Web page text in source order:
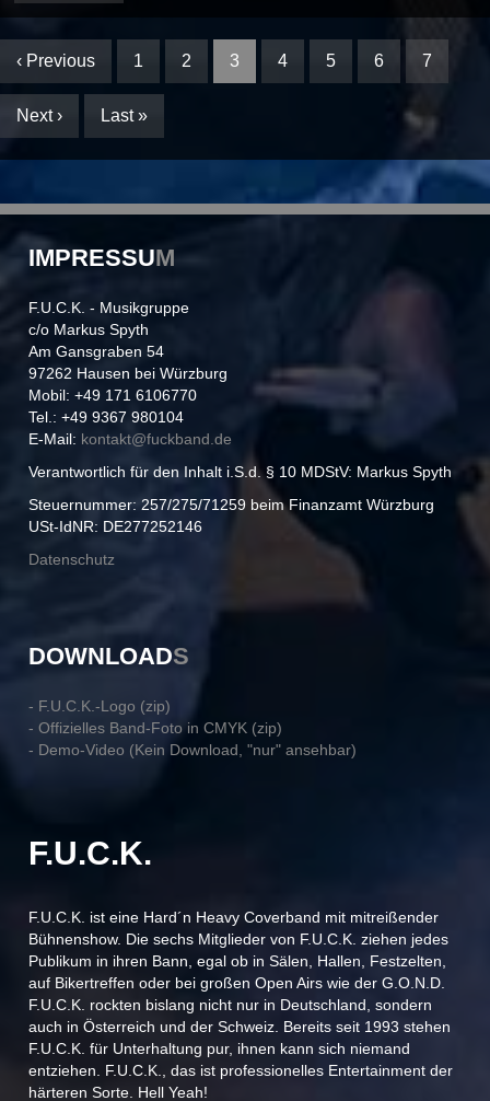
‹ Previous 1 2 3 4 5 6 7
Next › Last »
IMPRESSUM
F.U.C.K. - Musikgruppe
c/o Markus Spyth
Am Gansgraben 54
97262 Hausen bei Würzburg
Mobil: +49 171 6106770
Tel.: +49 9367 980104
E-Mail: kontakt@fuckband.de
Verantwortlich für den Inhalt i.S.d. § 10 MDStV: Markus Spyth
Steuernummer: 257/275/71259 beim Finanzamt Würzburg
USt-IdNR: DE277252146
Datenschutz
DOWNLOADS
- F.U.C.K.-Logo (zip)
- Offizielles Band-Foto in CMYK (zip)
- Demo-Video (Kein Download, "nur" ansehbar)
F.U.C.K.
F.U.C.K. ist eine Hard´n Heavy Coverband mit mitreißender
Bühnenshow. Die sechs Mitglieder von F.U.C.K. ziehen jedes
Publikum in ihren Bann, egal ob in Sälen, Hallen, Festzelten,
auf Bikertreffen oder bei großen Open Airs wie der G.O.N.D.
F.U.C.K. rockten bislang nicht nur in Deutschland, sondern
auch in Österreich und der Schweiz. Bereits seit 1993 stehen
F.U.C.K. für Unterhaltung pur, ihnen kann sich niemand
entziehen. F.U.C.K., das ist professionelles Entertainment der
härteren Sorte. Hell Yeah!